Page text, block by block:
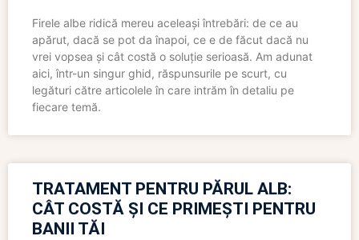
Firele albe ridică mereu aceleași întrebări: de ce au
apărut, dacă se pot da înapoi, ce e de făcut dacă nu
vrei vopsea și cât costă o soluție serioasă. Am adunat
aici, într-un singur ghid, răspunsurile pe scurt, cu
legături către articolele în care intrăm în detaliu pe
fiecare temă.
TRATAMENT PENTRU PĂRUL ALB:
CÂT COSTĂ ȘI CE PRIMEȘTI PENTRU
BANII TĂI